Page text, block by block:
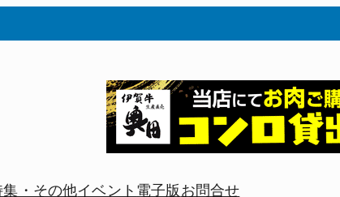
集・その他イベント 電子版 お問合せ